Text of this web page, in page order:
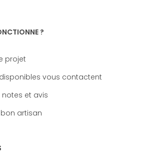
?
projet
vous contactent
notes et avis
artisan